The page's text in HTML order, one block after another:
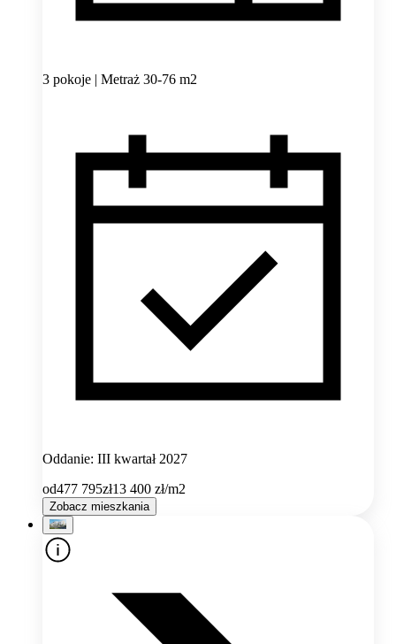
3 pokoje | Metraż 30-76 m2
Oddanie: III kwartał 2027
od477 795zł13 400 zł/m2
Zobacz mieszkania